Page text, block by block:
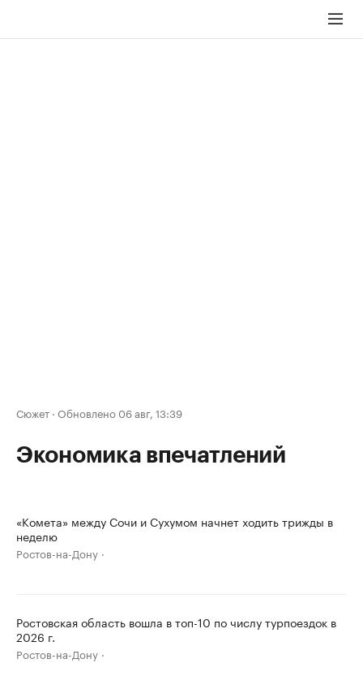
Сюжет · Обновлено 06 авг, 13:39
Экономика впечатлений
«Комета» между Сочи и Сухумом начнет ходить трижды в
неделю
Ростов-на-Дону
Ростовская область вошла в топ-10 по числу турпоездок в
2026 г.
Ростов-на-Дону